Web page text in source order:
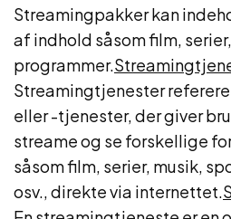
Streamingpakker kan
af indhold såsom film,
programmer.
Streamingtjenester
eller -tjenester, der giver
streame og se forskellige
såsom film, serier, musik,
osv., direkte via internettet.